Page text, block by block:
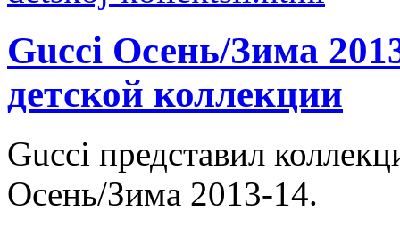
Gucci Осень/Зима
детской коллекции
Gucci представил
Осень/Зима 2013-14.